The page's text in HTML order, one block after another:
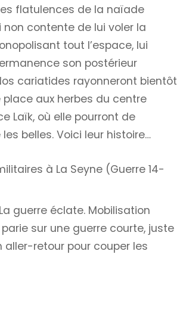
flatulences de la naïade
non contente de lui voler la
tout l’espace, lui
son postérieur
cariatides rayonneront bientôt
place aux herbes du centre
Laïk, où elle pourront de
belles. Voici leur histoire…
à La Seyne (Guerre 14-
La guerre éclate. Mobilisation
sur une guerre courte, juste
aller-retour pour couper les